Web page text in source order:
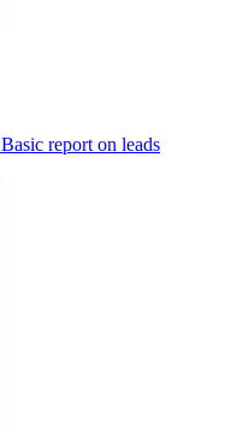
Basic report on leads